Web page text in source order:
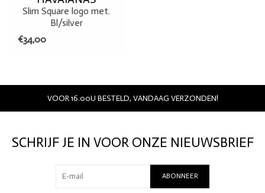
Slim Square logo met.
Bl/silver
€34,00
VOOR 16.00U BESTELD, VANDAAG VERZONDEN!
SCHRIJF JE IN VOOR ONZE NIEUWSBRIEF
ABONNEER